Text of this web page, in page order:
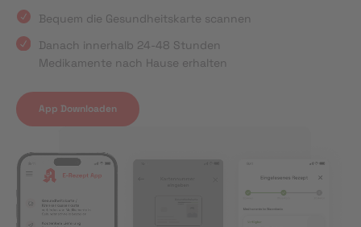
Bequem die Gesundheitskarte scannen
Danach innerhalb 24-48 Stunden
Medikamente nach Hause erhalten
App Downloaden